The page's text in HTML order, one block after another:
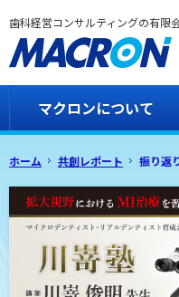
歯科経営コンサルティングの有限
マクロンについて
ホーム 共創レポート 振り返